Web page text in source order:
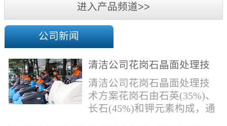
进入产品频道>>
公司新闻
清洁公司花岗石晶面处理技
术方案
清洁公司花岗石晶面处理技
术方案花岗石由石英(35%)、
长石(45%)和钾元素构成，通